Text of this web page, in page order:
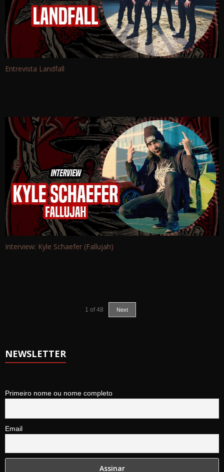
Entrevista Landfall
Interview: Kyle Schaefer (Fallujah)
1 of 48 Next
NEWSLETTER
Primeiro nome ou nome completo
Email